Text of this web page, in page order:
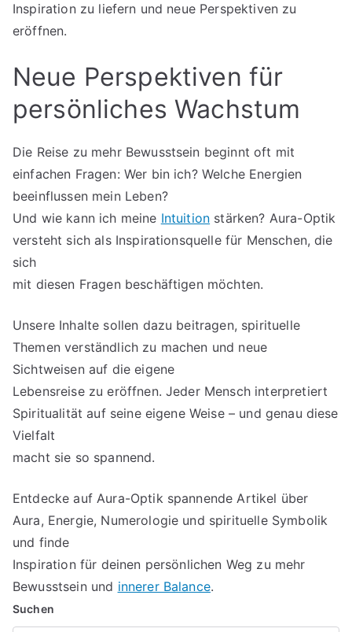
Inspiration zu liefern und neue Perspektiven zu
eröffnen.
Neue Perspektiven für
persönliches Wachstum
Die Reise zu mehr Bewusstsein beginnt oft mit
einfachen Fragen: Wer bin ich? Welche Energien
beeinflussen mein Leben?
Und wie kann ich meine Intuition stärken? Aura-Optik
versteht sich als Inspirationsquelle für Menschen, die
sich
mit diesen Fragen beschäftigen möchten.
Unsere Inhalte sollen dazu beitragen, spirituelle
Themen verständlich zu machen und neue
Sichtweisen auf die eigene
Lebensreise zu eröffnen. Jeder Mensch interpretiert
Spiritualität auf seine eigene Weise – und genau diese
Vielfalt
macht sie so spannend.
Entdecke auf Aura-Optik spannende Artikel über
Aura, Energie, Numerologie und spirituelle Symbolik
und finde
Inspiration für deinen persönlichen Weg zu mehr
Bewusstsein und innerer Balance.
Suchen